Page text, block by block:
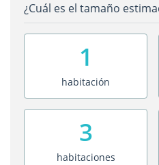
¿Cuál es el tamaño
1
habitación
3
habitaciones